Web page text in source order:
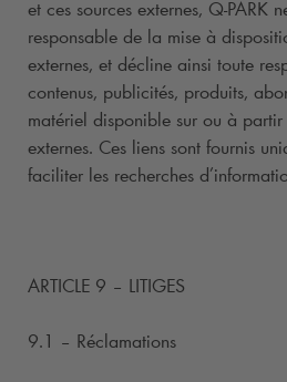
et ces sources externes, Q-PARK
responsable de la mise à
externes, et décline ainsi toute
contenus, publicités, produits,
matériel disponible sur ou à partir
externes. Ces liens sont fournis
faciliter les recherches
ARTICLE 9 – LITIGES
9.1 – Réclamations